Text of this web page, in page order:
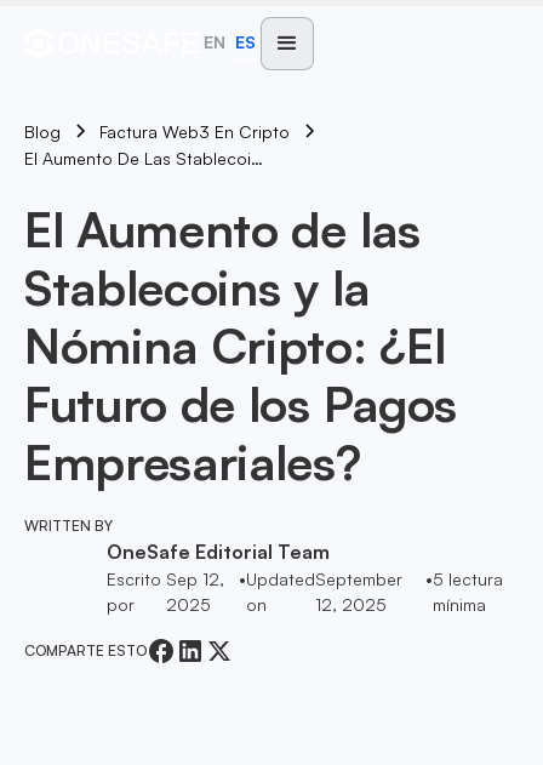
EN ES
Blog
Factura Web3 En Cripto
El Aumento De Las Stablecoins Y La Nómina Cripto: ¿El Futuro De Los Pagos Empresariales?
El Aumento de las
Stablecoins y la
Nómina Cripto: ¿El
Futuro de los Pagos
Empresariales?
WRITTEN BY
OneSafe Editorial Team
Escrito
por
Sep 12,
2025
•Updated
on
September
12, 2025
•5 lectura
mínima
COMPARTE ESTO